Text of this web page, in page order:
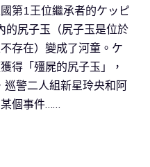
第1王位繼承者的ケッピ
的尻子玉（尻子玉是位於
存在）變成了河童。ケ
得「殭屍的尻子玉」，
警二人組新星玲央和阿
個事件……